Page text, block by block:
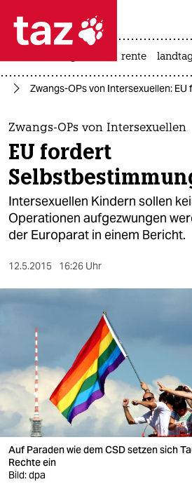
 taz zahl ich
taz zahl ich
themen
politik
öko
gesellschaft
sport
nord
wahrheit
verlag
verlag
veranstaltungen
rente
Zwangs-OPs von Intersexuellen:
Zwangs-OPs von Intersexuellen
EU fordert
Intersexuellen Kindern sollen
Operationen aufgezwungen
der Europarat in einem Bericht.
12.5.2015 16:26 Uhr
Auf Paraden wie dem CSD setzen sich
Rechte ein
Bild: dpa